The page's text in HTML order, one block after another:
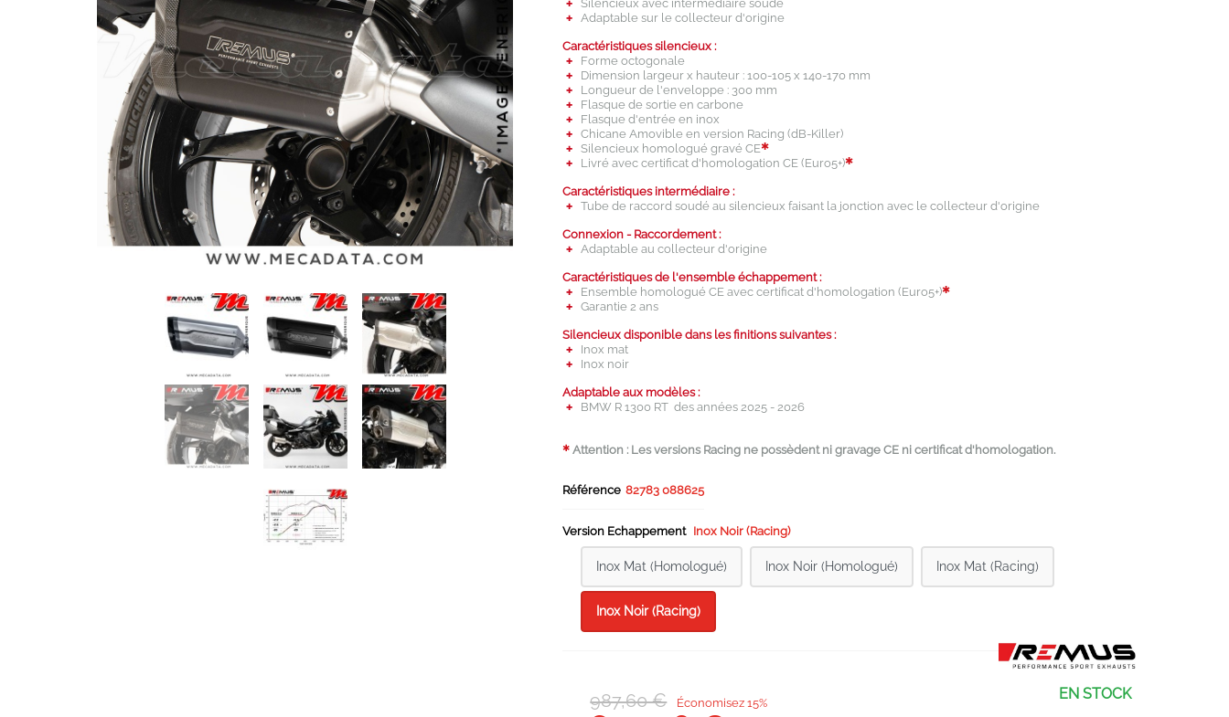
Silencieux avec intermédiaire soudé
Adaptable sur le collecteur d'origine
Caractéristiques silencieux :
Forme octogonale
Dimension largeur x hauteur : 100-105 x 140-170 mm
Longueur de l'enveloppe : 300 mm
Flasque de sortie en carbone
Flasque d'entrée en inox
Chicane Amovible en version Racing (dB-Killer)
Silencieux homologué gravé CE✱
Livré avec certificat d'homologation CE (Euro5+)✱
Caractéristiques intermédiaire :
Tube de raccord soudé au silencieux faisant la jonction avec le collecteur d'origine
Connexion - Raccordement :
Adaptable au collecteur d'origine
Caractéristiques de l'ensemble échappement :
Ensemble homologué CE avec certificat d'homologation (Euro5+)✱
Garantie 2 ans
Silencieux disponible dans les finitions suivantes :
Inox mat
Inox noir
Adaptable aux modèles :
BMW R 1300 RT des années 2025 - 2026
✱ Attention : Les versions Racing ne possèdent ni gravage CE ni certificat d'homologation.
Référence 82783 088625
Version Echappement Inox Noir (Racing)
Inox Mat (Homologué) Inox Noir (Homologué) Inox Mat (Racing)
Inox Noir (Racing)
987,60 € Économisez 15%
EN STOCK